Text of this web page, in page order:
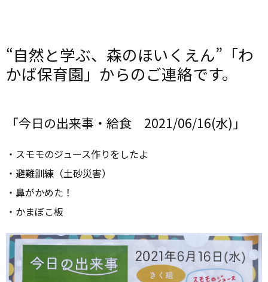
“自然と学ぶ、森のほいくえん”「わ
かば保育園」からのご連絡です。
「今日の出来事・給食 2021/06/16(水)」
・スモモのジュース作りをしたよ
・避難訓練（土砂災害）
・鼻がかめた！
・かまぼこ板